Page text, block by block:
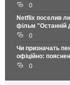
0
Netflix поселив
фільм "Останній
0
Чи призначать
офіційно:
0